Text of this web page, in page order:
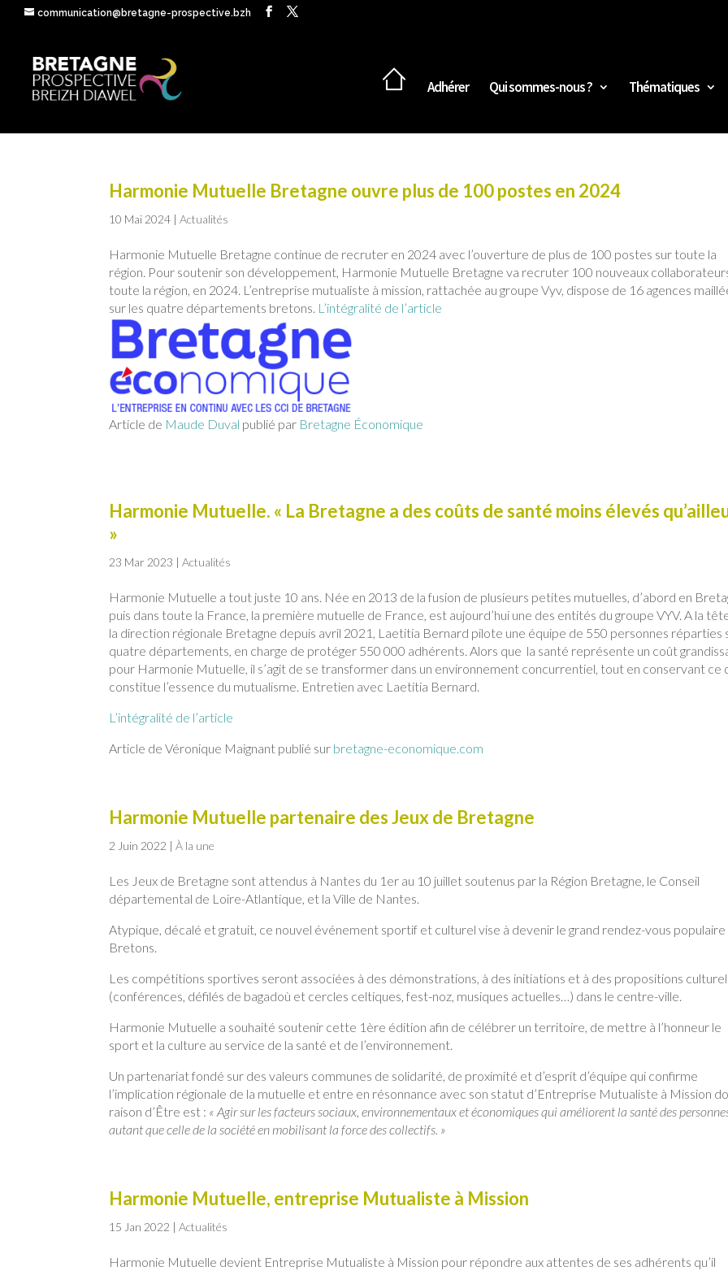
communication@bretagne-prospective.bzh
Adhérer Qui sommes-nous ? Thématiques
Harmonie Mutuelle Bretagne ouvre plus de 100 postes en 2024
10 Mai 2024 |Actualités
Harmonie Mutuelle Bretagne continue de recruter en 2024 avec l’ouverture de plus de 100 postes sur toute la
région. Pour soutenir son développement, Harmonie Mutuelle Bretagne va recruter 100 nouveaux
toute la région, en 2024. L’entreprise mutualiste à mission, rattachée au groupe Vyv, dispose de 16 agences
sur les quatre départements bretons. L’intégralité de l’article
Article de Maude Duval publié par Bretagne Économique
Harmonie Mutuelle. « La Bretagne a des coûts de santé moins élevés
»
23 Mar 2023 |Actualités
Harmonie Mutuelle a tout juste 10 ans. Née en 2013 de la fusion de plusieurs petites mutuelles, d’abord en
puis dans toute la France, la première mutuelle de France, est aujourd’hui une des entités du groupe VYV. A la
la direction régionale Bretagne depuis avril 2021, Laetitia Bernard pilote une équipe de 550 personnes réparties
quatre départements, en charge de protéger 550 000 adhérents. Alors que la santé représente un coût
pour Harmonie Mutuelle, il s’agit de se transformer dans un environnement concurrentiel, tout en conservant ce
constitue l’essence du mutualisme. Entretien avec Laetitia Bernard.
L’intégralité de l’article
Article de Véronique Maignant publié sur bretagne-economique.com
Harmonie Mutuelle partenaire des Jeux de Bretagne
2 Juin 2022 |À la une
Les Jeux de Bretagne sont attendus à Nantes du 1er au 10 juillet soutenus par la Région Bretagne, le Conseil
départemental de Loire-Atlantique, et la Ville de Nantes.
Atypique, décalé et gratuit, ce nouvel événement sportif et culturel vise à devenir le grand rendez-vous populaire
Bretons.
Les compétitions sportives seront associées à des démonstrations, à des initiations et à des propositions
(conférences, défilés de bagadoù et cercles celtiques, fest-noz, musiques actuelles…) dans le centre-ville.
Harmonie Mutuelle a souhaité soutenir cette 1ère édition afin de célébrer un territoire, de mettre à l’honneur le
sport et la culture au service de la santé et de l’environnement.
Un partenariat fondé sur des valeurs communes de solidarité, de proximité et d’esprit d’équipe qui confirme
l’implication régionale de la mutuelle et entre en résonnance avec son statut d’Entreprise Mutualiste à Mission
raison d’Être est : « Agir sur les facteurs sociaux, environnementaux et économiques qui améliorent la santé des
autant que celle de la société en mobilisant la force des collectifs. »
Harmonie Mutuelle, entreprise Mutualiste à Mission
15 Jan 2022 |Actualités
Harmonie Mutuelle devient Entreprise Mutualiste à Mission pour répondre aux attentes de ses adhérents qu’il